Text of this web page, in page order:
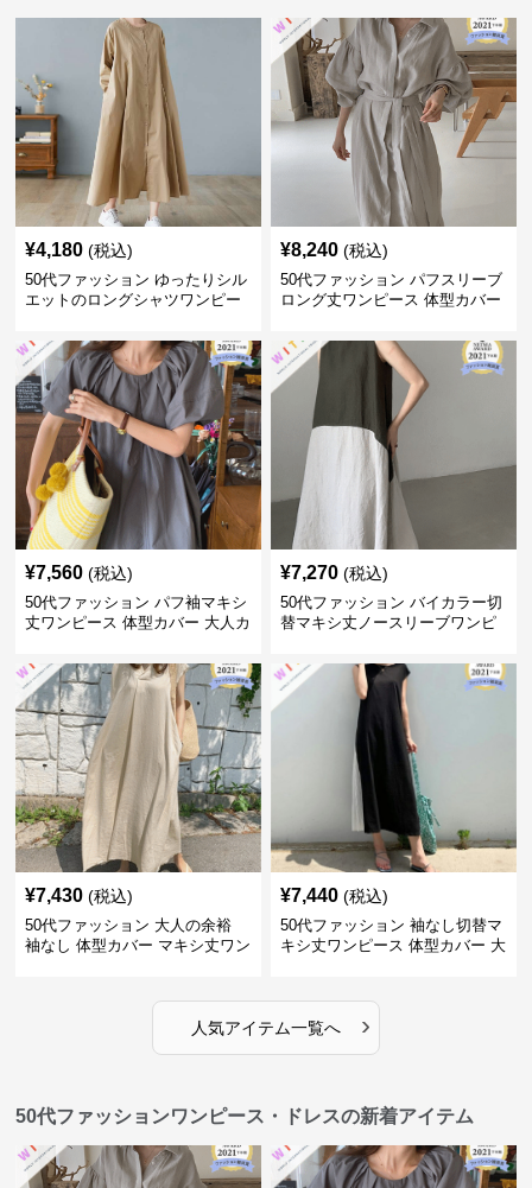
¥4,180 (税込)
50代ファッション ゆったりシル
エットのロングシャツワンピー
¥8,240 (税込)
50代ファッション パフスリーブ
ロング丈ワンピース 体型カバー
¥7,560 (税込)
50代ファッション パフ袖マキシ
丈ワンピース 体型カバー 大人カ
¥7,270 (税込)
50代ファッション バイカラー切
替マキシ丈ノースリーブワンピ
¥7,430 (税込)
50代ファッション 大人の余裕
袖なし 体型カバー マキシ丈ワン
¥7,440 (税込)
50代ファッション 袖なし切替マ
キシ丈ワンピース 体型カバー 大
人気アイテム一覧へ ›
50代ファッションワンピース・ドレスの新着アイテム